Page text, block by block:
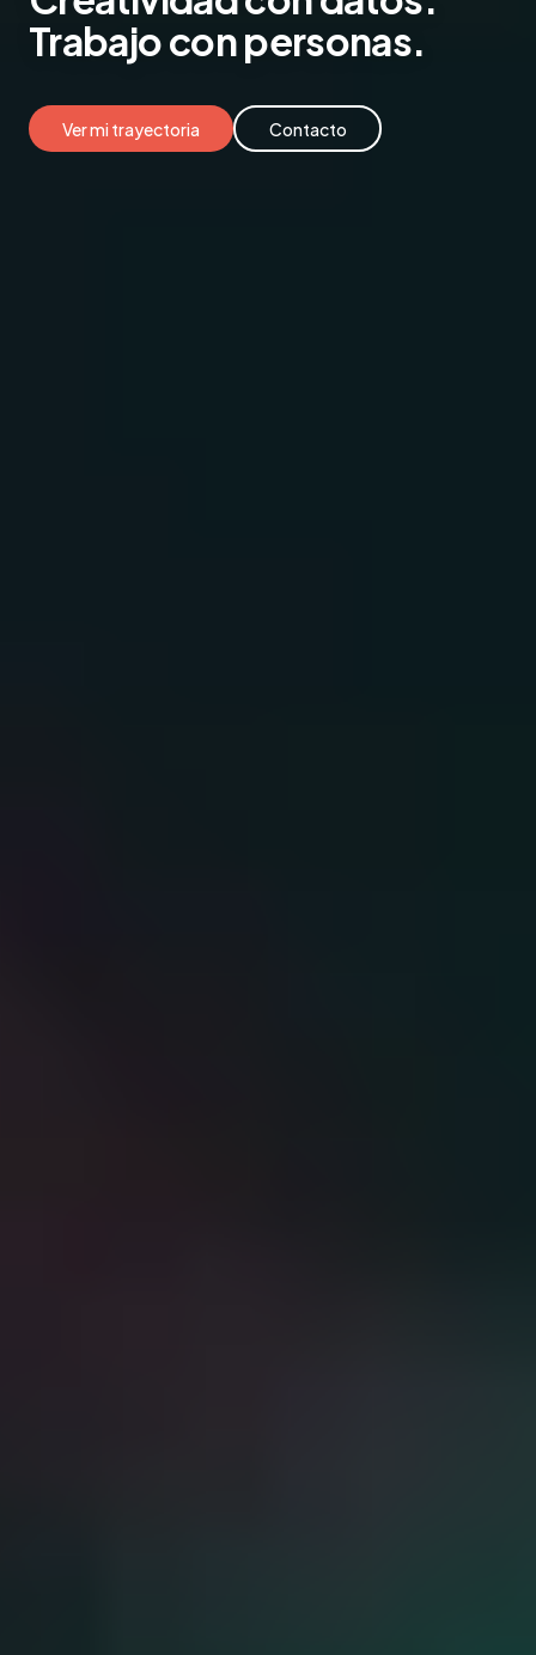
Trabajocon personas.
Ver mi trayectoria Contacto